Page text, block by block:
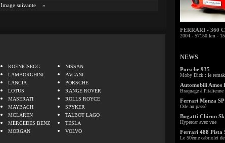
Image suivante »
KOENIGSEGG
LAMBORGHINI
LANCIA
LOTUS
MASERATI
MAYBACH
MCLAREN
MERCEDES BENZ
MORGAN
NISSAN
PAGANI
PORSCHE
RANGE ROVER
ROLLS ROYCE
SPYKER
TALBOT LAGO
TESLA
VOLVO
FERRARI - 360
2004 - 57150 km -
NEWS
Porsche 935
Moby Dick : le
Automobili Amos
Braquage à l'italienne
Ferrari Monza
Ode au passé
Bugatti Chiron
Hypercar avec vue
Ferrari 488 Pista
Le 50ème cabriolet